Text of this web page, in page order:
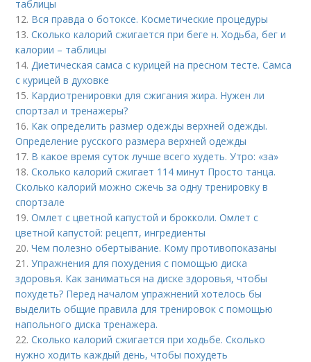
таблицы
12. Вся правда о ботоксе. Косметические процедуры
13.Сколько калорий сжигается при беге н. Ходьба, бег и
калории – таблицы
14.Диетическая самса с курицей на пресном тесте. Самса
с курицей в духовке
15. Кардиотренировки для сжигания жира. Нужен ли
спортзал и тренажеры?
16. Как определить размер одежды верхней одежды.
Определение русского размера верхней одежды
17. В какое время суток лучше всего худеть. Утро: «за»
18.Сколько калорий сжигает 114 минут Просто танца.
Сколько калорий можно сжечь за одну тренировку в
спортзале
19.Омлет с цветной капустой и брокколи. Омлет с
цветной капустой: рецепт, ингредиенты
20.Чем полезно обертывание. Кому противопоказаны
21.Упражнения для похудения с помощью диска
здоровья. Как заниматься на диске здоровья, чтобы
похудеть? Перед началом упражнений хотелось бы
выделить общие правила для тренировок с помощью
напольного диска тренажера.
22.Сколько калорий сжигается при ходьбе. Сколько
нужно ходить каждый день, чтобы похудеть